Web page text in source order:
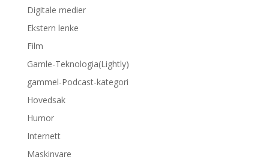
Digitale medier
Ekstern lenke
Film
Gamle-Teknologia(Lightly)
gammel-Podcast-kategori
Hovedsak
Humor
Internett
Maskinvare